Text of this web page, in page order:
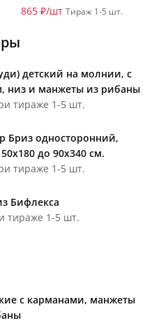
865 ₽/шт Тираж 1-5 шт.
детский на молнии, с
низ и манжеты из рибаны
тираже 1-5 шт.
Бриз односторонний,
до 90х340 см.
тираже 1-5 шт.
Бифлекса
тираже 1-5 шт.
с карманами, манжеты